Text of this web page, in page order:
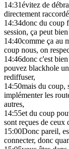
14:31évitez de
directement
14:34donc du coup
session, ça peut
14:40comme ça au
coup nous, on
14:46donc c'est
pouvez blackhole
rediffuser,
14:50mais du coup,
implémenter les
autres,
14:55et du coup
sont reçues de ceux
15:00Donc pareil,
connecter, donc